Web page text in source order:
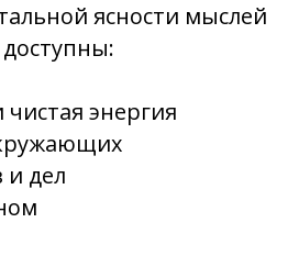
ясности мыслей
энергия
и дел